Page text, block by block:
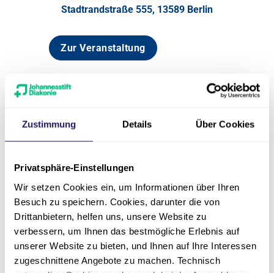
Zustimmung Details Über Cookies
Privatsphäre-Einstellungen
Wir setzen Cookies ein, um Informationen über Ihren
Besuch zu speichern. Cookies, darunter die von
Drittanbietern, helfen uns, unsere Website zu
verbessern, um Ihnen das bestmögliche Erlebnis auf
unserer Website zu bieten, und Ihnen auf Ihre Interessen
zugeschnittene Angebote zu machen. Technisch
Stadtrandstraße 555, 13589 Berlin
Zur Veranstaltung
Moderne Endoprothetik
mit künstlichen Gelenken
24.09.2026
Wir laden Sie herzlich zu unserem
Gesundheitsvortrag in die Evangelische
Elisabeth Klinik zum Thema „Künstliche
Gelenke bei Hüft- und Kniearthrose“ ein.